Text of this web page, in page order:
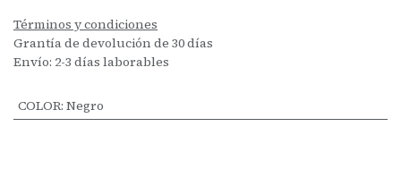
Términos y condiciones
Grantía de devolución de 30 días
Envío: 2-3 días laborables
COLOR: Negro